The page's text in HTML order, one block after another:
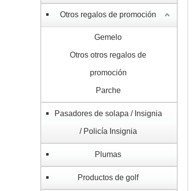
Otros regalos de promoción
Gemelo
Otros otros regalos de
promoción
Parche
Pasadores de solapa / Insignia
/ Policía Insignia
Plumas
Productos de golf